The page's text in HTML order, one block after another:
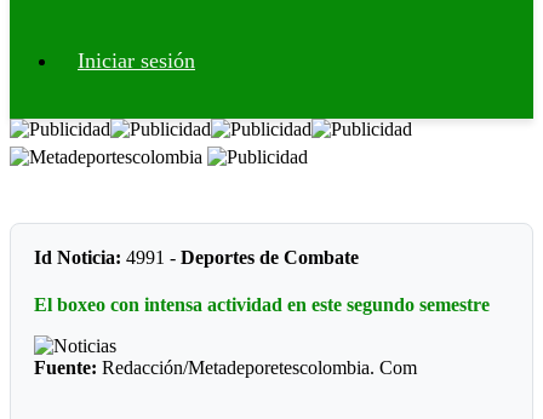
Iniciar sesión
Id Noticia: 4991 -Deportes de Combate
El boxeo con intensa actividad en este segundo semestre
Fuente: Redacción/Metadeporetescolombia. Com